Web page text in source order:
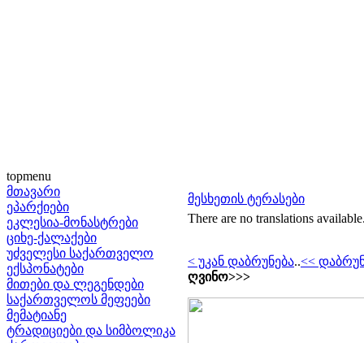
topmenu
მთავარი
ეპარქიები
ეკლესია-მონასტრები
ციხე-ქალაქები
უძველესი საქართველო
ექსპონატები
მითები და ლეგენდები
საქართველოს მეფეები
მემატიანე
ტრადიციები და სიმბოლიკა
მესხეთის ტერასები
There are no translations
< უკან დაბრუნება..<<
ღვინო>>>